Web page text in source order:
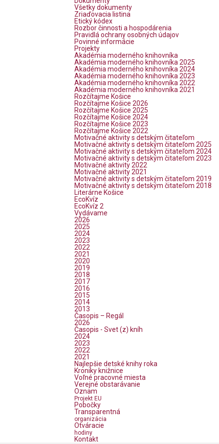
Všetky dokumenty
Zriaďovacia listina
Etický kódex
Rozbor činnosti a hospodárenia
Pravidlá ochrany osobných údajov
Povinné informácie
Projekty
Akadémia moderného knihovníka
Akadémia moderného knihovníka 2025
Akadémia moderného knihovníka 2024
Akadémia moderného knihovníka 2023
Akadémia moderného knihovníka 2022
Akadémia moderného knihovníka 2021
Rozčítajme Košice
Rozčítajme Košice 2026
Rozčítajme Košice 2025
Rozčítajme Košice 2024
Rozčítajme Košice 2023
Rozčítajme Košice 2022
Motivačné aktivity s detským čitateľom
Motivačné aktivity s detským čitateľom 2025
Motivačné aktivity s detským čitateľom 2024
Motivačné aktivity s detským čitateľom 2023
Motivačné aktivity 2022
Motivačné aktivity 2021
Motivačné aktivity s detským čitateľom 2019
Motivačné aktivity s detským čitateľom 2018
Literárne Košice
EcoKvíz
EcoKvíz 2
Vydávame
2026
2025
2024
2023
2022
2021
2020
2019
2018
2017
2016
2015
2014
2013
Časopis – Regál
2026
Časopis - Svet (z) kníh
2024
2023
2022
2021
Najlepšie detské knihy roka
Kroniky knižnice
Voľné pracovné miesta
Verejné obstarávanie
Oznam
Projekt EU
Pobočky
Transparentná
organizácia
Otváracie
hodiny
Kontakt